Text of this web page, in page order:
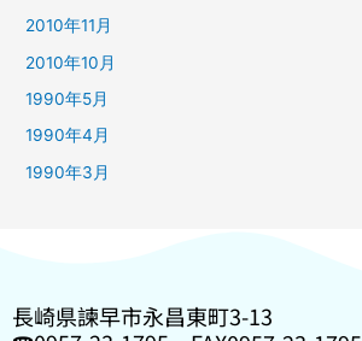
2010年11月
2010年10月
1990年5月
1990年4月
1990年3月
長崎県諫早市永昌東町3-13